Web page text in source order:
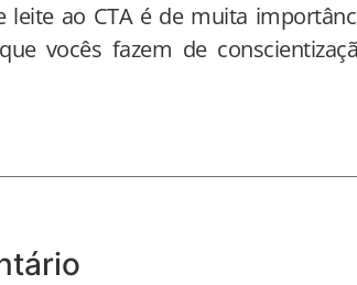
leite ao CTA é de muita
vocês fazem de